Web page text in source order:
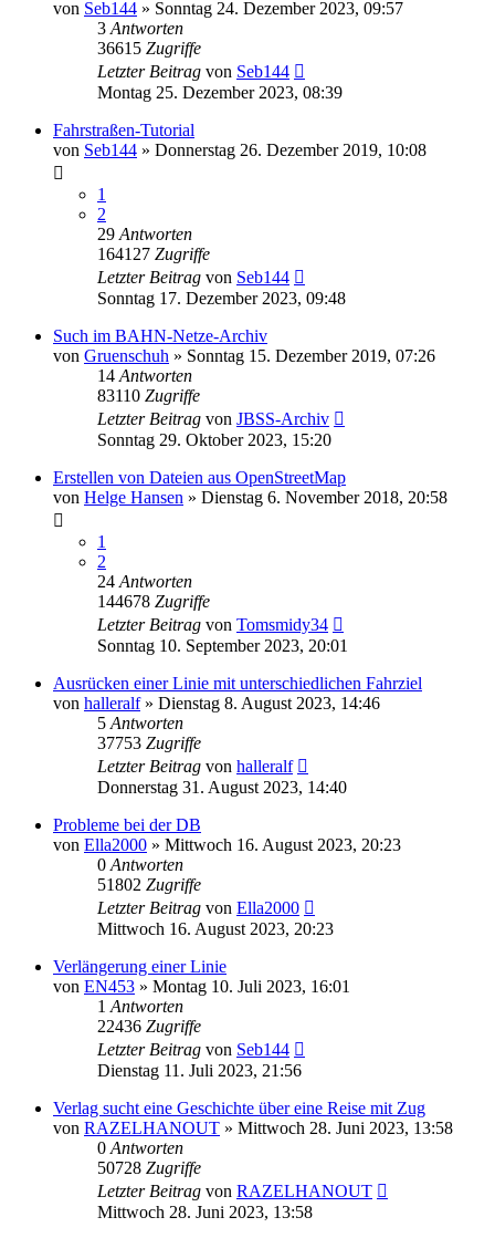
von Seb144 » Sonntag 24. Dezember 2023, 09:57
3 Antworten
36615 Zugriffe
Letzter Beitrag von Seb144
Montag 25. Dezember 2023, 08:39
Fahrstraßen-Tutorial
von Seb144 » Donnerstag 26. Dezember 2019, 10:08
1
2
29 Antworten
164127 Zugriffe
Letzter Beitrag von Seb144
Sonntag 17. Dezember 2023, 09:48
Such im BAHN-Netze-Archiv
von Gruenschuh » Sonntag 15. Dezember 2019, 07:26
14 Antworten
83110 Zugriffe
Letzter Beitrag von JBSS-Archiv
Sonntag 29. Oktober 2023, 15:20
Erstellen von Dateien aus OpenStreetMap
von Helge Hansen » Dienstag 6. November 2018, 20:58
1
2
24 Antworten
144678 Zugriffe
Letzter Beitrag von Tomsmidy34
Sonntag 10. September 2023, 20:01
Ausrücken einer Linie mit unterschiedlichen Fahrziel
von halleralf» Dienstag 8. August 2023, 14:46
5 Antworten
37753 Zugriffe
Letzter Beitrag von halleralf
Donnerstag 31. August 2023, 14:40
Probleme bei der DB
von Ella2000 » Mittwoch 16. August 2023, 20:23
0 Antworten
51802 Zugriffe
Letzter Beitrag von Ella2000
Mittwoch 16. August 2023, 20:23
Verlängerung einer Linie
von EN453 » Montag 10. Juli 2023, 16:01
1 Antworten
22436 Zugriffe
Letzter Beitrag von Seb144
Dienstag 11. Juli 2023, 21:56
Verlag sucht eine Geschichte über eine Reise mit Zug
von RAZELHANOUT » Mittwoch 28. Juni 2023, 13:58
0 Antworten
50728 Zugriffe
Letzter Beitrag von RAZELHANOUT
Mittwoch 28. Juni 2023, 13:58